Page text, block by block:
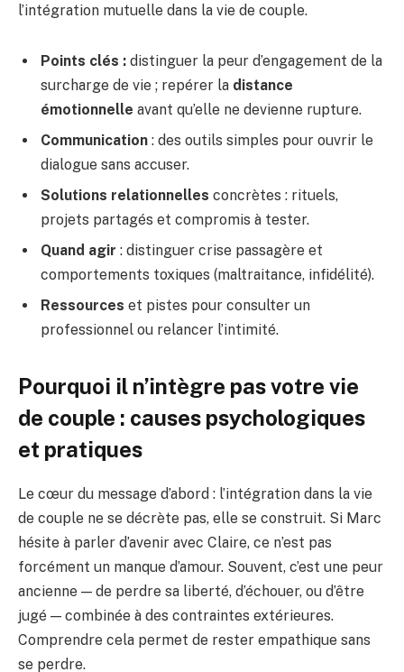
l’intégration mutuelle dans la vie de couple.
Points clés : distinguer la peur d’engagement de la
surcharge de vie ; repérer la distance
émotionnelle avant qu’elle ne devienne rupture.
Communication : des outils simples pour ouvrir le
dialogue sans accuser.
Solutions relationnelles concrètes : rituels,
projets partagés et compromis à tester.
Quand agir : distinguer crise passagère et
comportements toxiques (maltraitance, infidélité).
Ressources et pistes pour consulter un
professionnel ou relancer l’intimité.
Pourquoi il n’intègre pas votre vie
de couple : causes psychologiques
et pratiques
Le cœur du message d’abord : l’intégration dans la vie
de couple ne se décrète pas, elle se construit. Si Marc
hésite à parler d’avenir avec Claire, ce n’est pas
forcément un manque d’amour. Souvent, c’est une peur
ancienne — de perdre sa liberté, d’échouer, ou d’être
jugé — combinée à des contraintes extérieures.
Comprendre cela permet de rester empathique sans
se perdre.